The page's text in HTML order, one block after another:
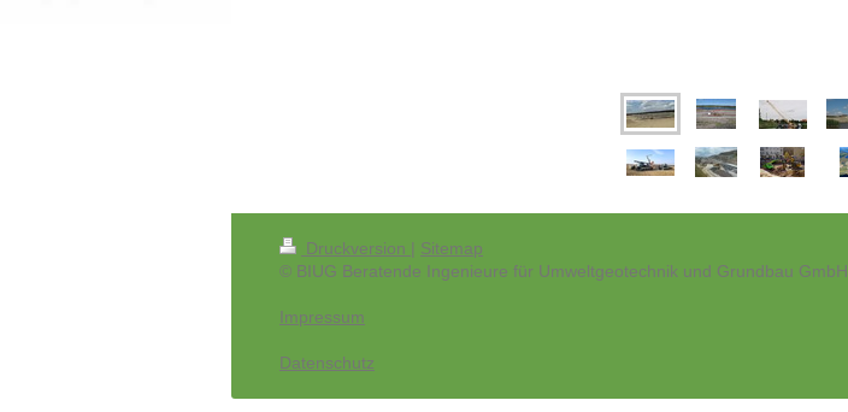
Druckversion | Sitemap
© BIUG Beratende Ingenieure für Umweltgeotechnik und Grundbau GmbH
Impressum
Datenschutz